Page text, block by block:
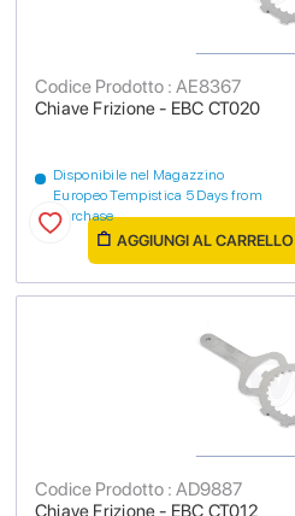
Chiave Frizione - EBC CT020
Codice Prodotto : AE8367
Disponibile nel Magazzino
Europeo Tempistica 5 Days from
purchase
AGGIUNGI AL CARRELLO
Chiave Frizione - EBC CT012
Codice Prodotto : AD9887